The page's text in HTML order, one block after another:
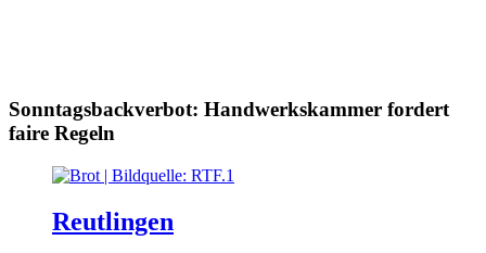
Sonntagsbackverbot: Handwerkskammer fordert
faire Regeln
Reutlingen